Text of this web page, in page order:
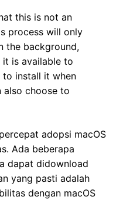
this is not an
process will only
the background,
is available to
to install it when
also choose to
adopsi macOS
Ada beberapa
dapat didownload
yang pasti adalah
dengan macOS